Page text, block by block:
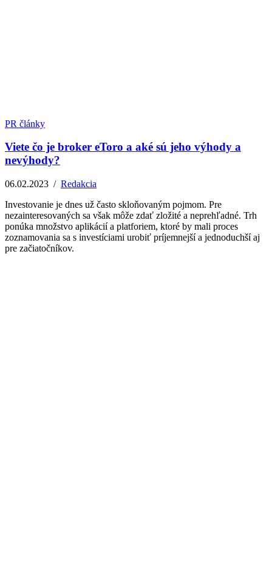
PR články
Viete čo je broker eToro a aké sú jeho výhody a
nevýhody?
06.02.2023 / Redakcia
Investovanie je dnes už často skloňovaným pojmom. Pre
nezainteresovaných sa však môže zdať zložité a neprehľadné. Trh
ponúka množstvo aplikácií a platforiem, ktoré by mali proces
zoznamovania sa s investíciami urobiť príjemnejší a jednoduchší aj
pre začiatočníkov.